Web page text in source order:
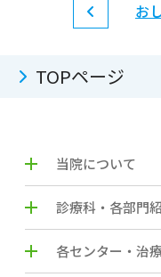
お
TOPページ
当院について
診療科・各部門
各センター・治